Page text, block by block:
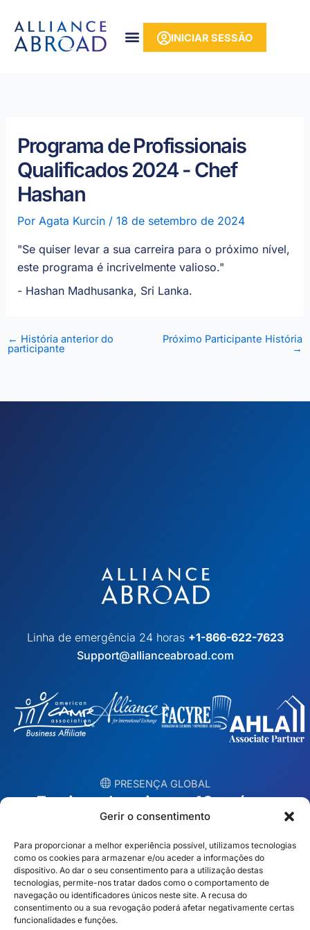
Gerir o consentimento
Para proporcionar a melhor experiência possível, utilizamos tecnologias
como os cookies para armazenar e/ou aceder a informações do
dispositivo. Ao dar o seu consentimento para a utilização destas
tecnologias, permite-nos tratar dados como o comportamento de
navegação ou identificadores únicos neste site. A recusa do
consentimento ou a sua revogação poderá afetar negativamente certas
funcionalidades e funções.
conteúdo
para
INICIAR SESSÃO
Programa de Profissionais
Qualificados 2024 - Chef
Hashan
Por Agata Kurcin / 18 de setembro de 2024
"Se quiser levar a sua carreira para o próximo nível,
este programa é incrivelmente valioso."
- Hashan Madhusanka, Sri Lanka.
← História anterior do
participante
Próximo Participante História
→
Linha de emergência 24 horas +1-866-622-7623
Support@allianceabroad.com
︎ PRESENÇA GLOBAL
Equipas locais em 10 países
EUA
Dubai
México
Irlanda
Polónia
Austrália